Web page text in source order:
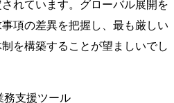
れています。グローバル展開を
項の差異を把握し、最も厳しい
を構築することが望ましいでし
務支援ツール